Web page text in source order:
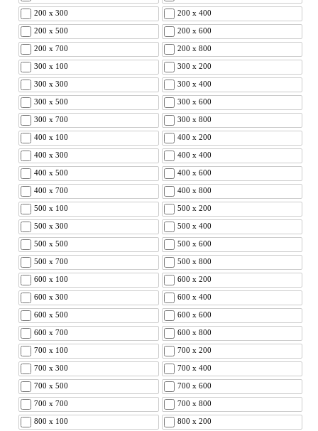
200 x 300 200 x 400
200 x 500 200 x 600
200 x 700 200 x 800
300 x 100 300 x 200
300 x 300 300 x 400
300 x 500 300 x 600
300 x 700 300 x 800
400 x 100 400 x 200
400 x 300 400 x 400
400 x 500 400 x 600
400 x 700 400 x 800
500 x 100 500 x 200
500 x 300 500 x 400
500 x 500 500 x 600
500 x 700 500 x 800
600 x 100 600 x 200
600 x 300 600 x 400
600 x 500 600 x 600
600 x 700 600 x 800
700 x 100 700 x 200
700 x 300 700 x 400
700 x 500 700 x 600
700 x 700 700 x 800
800 x 100 800 x 200